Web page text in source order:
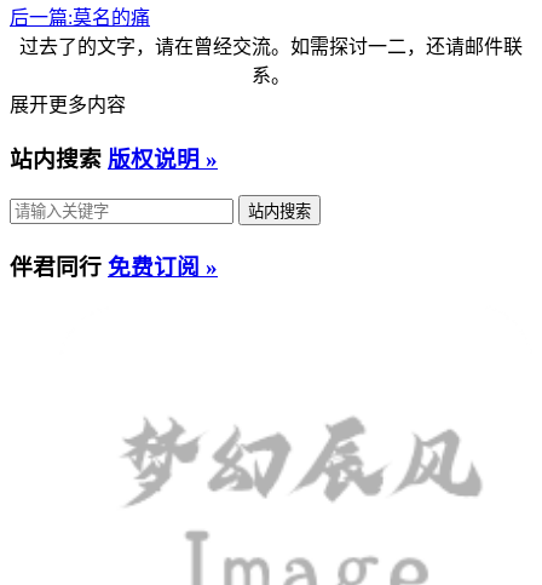
后一篇:莫名的痛
过去了的文字，请在曾经交流。如需探讨一二，还请邮件联
系。
展开更多内容
站内搜索 版权说明 »
伴君同行 免费订阅 »